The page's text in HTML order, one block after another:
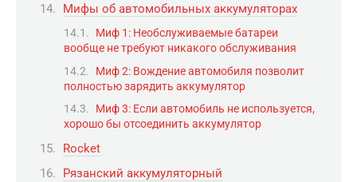
Мифы об автомобильных аккумуляторах
Миф 1: Необслуживаемые батареи
вообще не требуют никакого обслуживания
Миф 2: Вождение автомобиля позволит
полностью зарядить аккумулятор
Миф 3: Если автомобиль не используется,
хорошо бы отсоединить аккумулятор
Rocket
Рязанский аккумуляторный